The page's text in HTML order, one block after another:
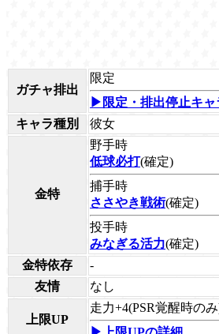
ガチャ排出
限定
▶限定・排出停止キャ
キャラ種別
彼女
金特
野手時
低球必打(確定)
捕手時
ささやき戦術(確定)
投手時
みなぎる活力(確定)
金特依存
-
友情
なし
上限UP
走力+4(PSR覚醒時の